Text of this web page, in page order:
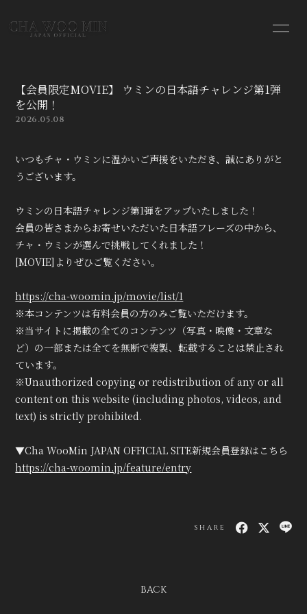
PROFILE
PHOTO
【会員限定MOVIE】 ウミンの日本語チャレンジ第1弾
を公開！
2026.05.08
いつもチャ・ウミンに温かいご声援をいただき、誠にありがと
うございます。
ウミンの日本語チャレンジ第1弾をアップいたしました！
会員の皆さまからお寄せいただいた日本語フレーズの中から、
チャ・ウミンが選んで挑戦してくれました！
[MOVIE]よりぜひご覧ください。
https://cha-woomin.jp/movie/list/1
※本コンテンツは有料会員の方のみご覧いただけます。
※当サイトに掲載の全てのコンテンツ（写真・映像・文章な
ど）の一部または全てを無断で複製、転載することは禁止され
ています。
※Unauthorized copying or redistribution of any or all
content on this website (including photos, videos, and
text) is strictly prohibited.
▼Cha WooMin JAPAN OFFICIAL SITE新規会員登録はこちら
https://cha-woomin.jp/feature/entry
SHARE
BACK